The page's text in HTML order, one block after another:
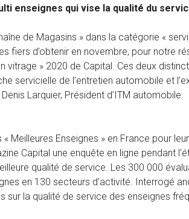
enseignes qui vise la qualité du
de Magasins » dans la catégorie «
fiers d’obtenir en novembre, pour notre
vitrage » 2020 de Capital. Ces deux
servicielle de l’entretien automobile et
Larquier, Président d’ITM automobile.
Meilleures Enseignes » en France pour
Capital une enquête en ligne pendant
qualité de service. Les 300 000
en 130 secteurs d’activité. Interrogé
sur la qualité de service des enseignes